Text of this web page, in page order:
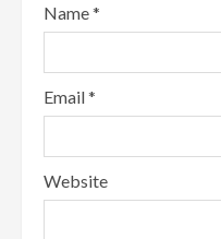
Name*
Email*
Website